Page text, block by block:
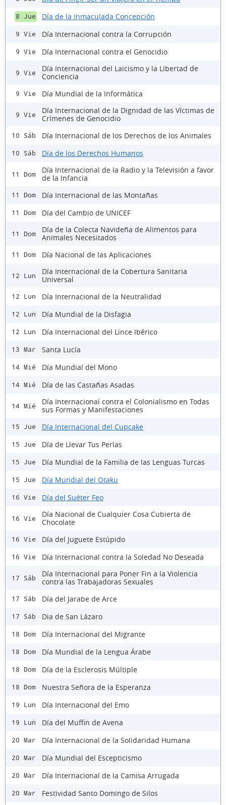
8 Jue Día de la Inmaculada Concepción
9 Vie Día Internacional contra la Corrupción
9 Vie Día Internacional contra el Genocidio
9 Vie
Día Internacional del Laicismo y la Libertad de
Conciencia
9 Vie Día Mundial de la Informática
9 Vie
Día Internacional de la Dignidad de las Víctimas de
Crímenes de Genocidio
10 Sáb Día Internacional de los Derechos de los Animales
10 Sáb Día de los Derechos Humanos
11 Dom
Día Internacional de la Radio y la Televisión a favor
de la Infancia
11 Dom Día Internacional de las Montañas
11 Dom Día del Cambio de UNICEF
11 Dom
Día de la Colecta Navideña de Alimentos para
Animales Necesitados
11 Dom Día Nacional de las Aplicaciones
12 Lun
Día Internacional de la Cobertura Sanitaria
Universal
12 Lun Día Internacional de la Neutralidad
12 Lun Día Mundial de la Disfagia
12 Lun Día Internacional del Lince Ibérico
13 Mar Santa Lucía
14 Mié Día Mundial del Mono
14 Mié Día de las Castañas Asadas
14 Mié
Día Internacional contra el Colonialismo en Todas
sus Formas y Manifestaciones
15 Jue Día Internacional del Cupcake
15 Jue Día de Llevar Tus Perlas
15 Jue Día Mundial de la Familia de las Lenguas Turcas
15 Jue Día Mundial del Otaku
16 Vie Día del Suéter Feo
16 Vie
Día Nacional de Cualquier Cosa Cubierta de
Chocolate
16 Vie Día del Juguete Estúpido
16 Vie Día Internacional contra la Soledad No Deseada
17 Sáb
Día Internacional para Poner Fin a la Violencia
contra las Trabajadoras Sexuales
17 Sáb Día del Jarabe de Arce
17 Sáb Dia de San Lázaro
18 Dom Día Internacional del Migrante
18 Dom Día Mundial de la Lengua Árabe
18 Dom Día de la Esclerosis Múltiple
18 Dom Nuestra Señora de la Esperanza
19 Lun Día Internacional del Emo
19 Lun Día del Muffin de Avena
20 Mar Día Internacional de la Solidaridad Humana
20 Mar Día Mundial del Escepticismo
20 Mar Día Internacional de la Camisa Arrugada
20 Mar Festividad Santo Domingo de Silos